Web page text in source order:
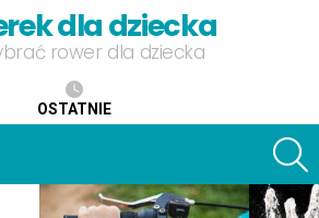
dla dziecka
rower dla dziecka
OSTATNIE